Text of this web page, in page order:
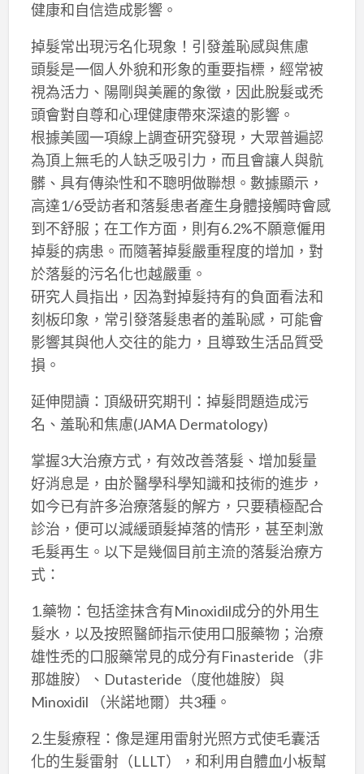
健康和自信造成影響。
掉髮常出現污名化現象！引發羞恥感與焦慮
頭髮是一個人外貌和形象的重要指標，經常被
視為活力、陽剛與美麗的象徵，因此脫髮或禿
頭會對自尊和心理健康帶來深遠的影響。
根據美國一項線上調查研究發現，大眾普遍認
為頂上無毛的人缺乏吸引力，而且會讓人與骯
髒、具有傳染性和不聰明做聯想。數據顯示，
高達1/6受訪者和落髮患者產生身體接觸時會感
到不舒服；在工作方面，則有6.2%不願意僱用
掉髮的病患。而隨著掉髮嚴重程度的增加，對
於落髮的污名化也越嚴重。
研究人員指出，因為對掉髮持有的負面看法和
刻板印象，常引發落髮患者的羞恥感，可能會
影響其與他人交往的能力，且導致生活品質受
損。
延伸閱讀：頂級研究期刊：掉髮問題造成污
名、羞恥和焦慮(JAMA Dermatology)
掌握3大治療方式，有效改善落髮、增加髮量
好消息是，由於醫學科學知識和技術的進步，
如今已有許多治療落髮的解方，只要積極配合
診治，便可以減緩頭髮掉落的情形，甚至刺激
毛髮再生。以下是幾個目前主流的落髮治療方
式：
1.藥物：包括塗抹含有Minoxidil成分的外用生
髮水，以及按照醫師指示使用口服藥物；治療
雄性禿的口服藥常見的成分有Finasteride（非
那雄胺）、Dutasteride（度他雄胺）與
Minoxidil （米諾地爾）共3種。
2.生髮療程：像是運用雷射光照方式使毛囊活
化的生髮雷射（LLLT），和利用自體血小板幫